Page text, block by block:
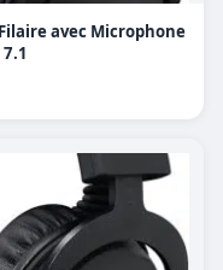
avec Microphone